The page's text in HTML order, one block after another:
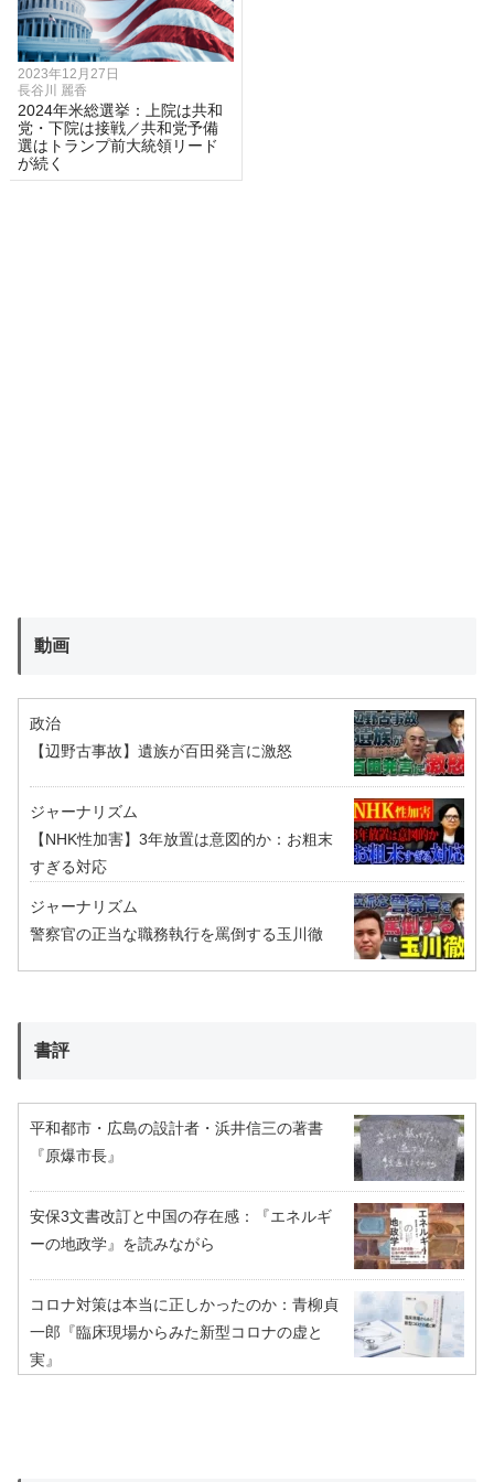
2023年12月27日
長谷川 麗香
2024年米総選挙：上院は共和
党・下院は接戦／共和党予備
選はトランプ前大統領リード
が続く
動画
政治
【辺野古事故】遺族が百田発言に激怒
ジャーナリズム
【NHK性加害】3年放置は意図的か：お粗末
すぎる対応
ジャーナリズム
警察官の正当な職務執行を罵倒する玉川徹
書評
平和都市・広島の設計者・浜井信三の著書
『原爆市長』
安保3文書改訂と中国の存在感：『エネルギ
ーの地政学』を読みながら
コロナ対策は本当に正しかったのか：青柳貞
一郎『臨床現場からみた新型コロナの虚と
実』